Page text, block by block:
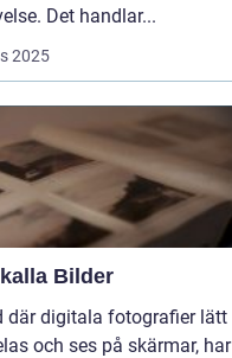
Det handlar...
2025
Bilder
där digitala fotografier lätt
och ses på skärmar, har